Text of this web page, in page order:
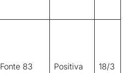
Fonte 83 Positiva 18/3